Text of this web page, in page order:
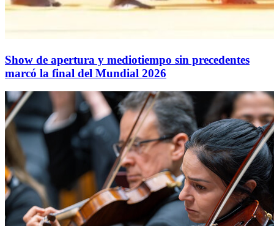
Show de apertura y mediotiempo sin precedentes
marcó la final del Mundial 2026